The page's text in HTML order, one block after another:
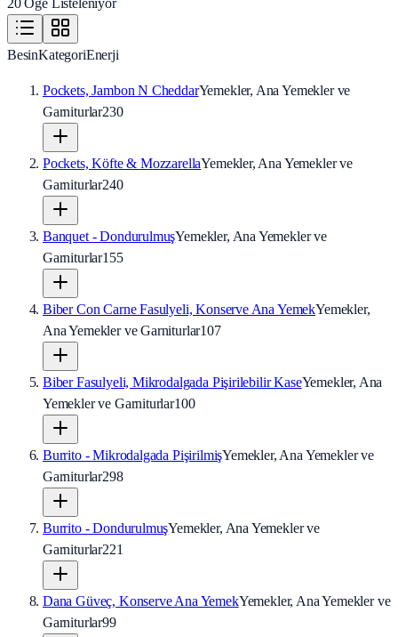
20 Öğe Listeleniyor
BesinKategoriEnerji
Pockets, Jambon N CheddarYemekler, Ana Yemekler ve
Garniturlar230
Pockets, Köfte & MozzarellaYemekler, Ana Yemekler ve
Garniturlar240
Banquet - DondurulmuşYemekler, Ana Yemekler ve
Garniturlar155
Biber Con Carne Fasulyeli, Konserve Ana YemekYemekler,
Ana Yemekler ve Garniturlar107
Biber Fasulyeli, Mikrodalgada Pişirilebilir KaseYemekler, Ana
Yemekler ve Garniturlar100
Burrito - Mikrodalgada PişirilmişYemekler, Ana Yemekler ve
Garniturlar298
Burrito - DondurulmuşYemekler, Ana Yemekler ve
Garniturlar221
Dana Güveç, Konserve Ana YemekYemekler, Ana Yemekler ve
Garniturlar99